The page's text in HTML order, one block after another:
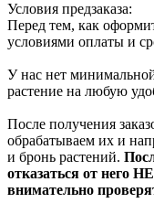
Условия предзаказа:
Перед тем, как
условиями оплаты и
У нас нет
растение на любую
После получения
обрабатываем их и
и бронь растений.
отказаться от него
внимательно